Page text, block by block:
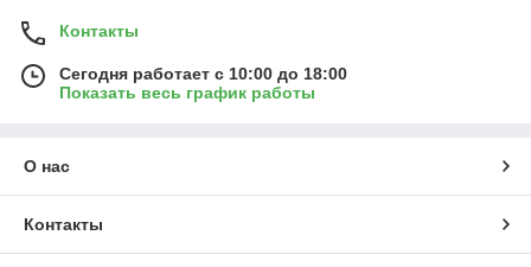
Контакты
Сегодня работает с 10:00 до 18:00
Показать весь график работы
О нас
Контакты